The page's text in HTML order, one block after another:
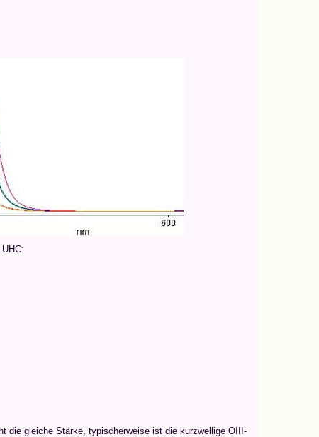
die gleiche Stärke, typischerweise ist die kurzwellige OIII-